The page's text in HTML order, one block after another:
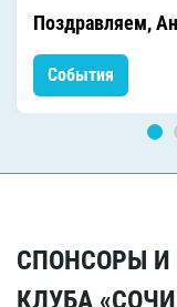
Поздравляем,
События
СПОНСОРЫ И
КЛУБА